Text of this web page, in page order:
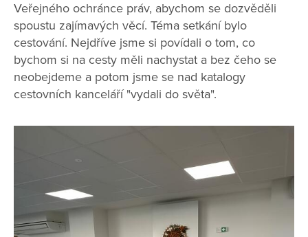
Veřejného ochránce práv, abychom se dozvěděli
spoustu zajímavých věcí. Téma setkání bylo
cestování. Nejdříve jsme si povídali o tom, co
bychom si na cesty měli nachystat a bez čeho se
neobejdeme a potom jsme se nad katalogy
cestovních kanceláří "vydali do světa".